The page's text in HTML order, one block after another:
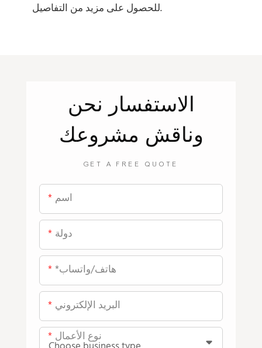
للحصول على مزيد من التفاصيل.
الاستفسار نحن
وناقش مشروعك
GET A FREE QUOTE
اسم
دولة
*هاتف/واتساب
البريد الإلكتروني
نوع الأعمال